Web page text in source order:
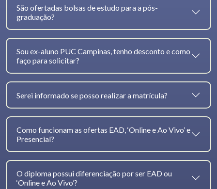
São ofertadas bolsas de estudo para a pós-
graduação?
Sou ex-aluno PUC Campinas, tenho desconto e como
faço para solicitar?
Serei informado se posso realizar a matrícula?
Como funcionam as ofertas EAD, ‘Online e Ao Vivo’ e
Presencial?
O diploma possui diferenciação por ser EAD ou
‘Online e Ao Vivo’?